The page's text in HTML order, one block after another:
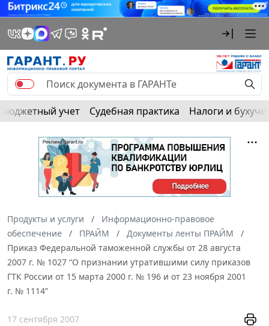
Бюджетный учет Судебная практика Налоги и
Продукты и услуги
Информационно-правовое
обеспечение
ПРАЙМ
Документы ленты ПРАЙМ
Приказ Федеральной таможенной службы от 28 августа
2007 г. № 1027 “О признании утратившими силу приказов
ГТК России от 15 марта 2000 г. № 196 и от 23 ноября 2001
г. № 1114”
17 сентября 2007